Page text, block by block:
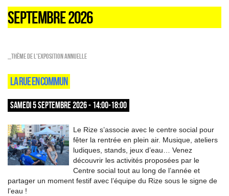
SEPTEMBRE 2026
_Thème de l'exposition annuelle
LA RUE EN COMMUN
SAMEDI 5 SEPTEMBRE 2026 - 14:00-18:00
Le Rize s’associe avec le centre social pour
fêter la rentrée en plein air. Musique, ateliers
ludiques, stands, jeux d’eau… Venez
découvrir les activités proposées par le
Centre social tout au long de l’année et
partager un moment festif avec l’équipe du Rize sous le signe de
l’eau !